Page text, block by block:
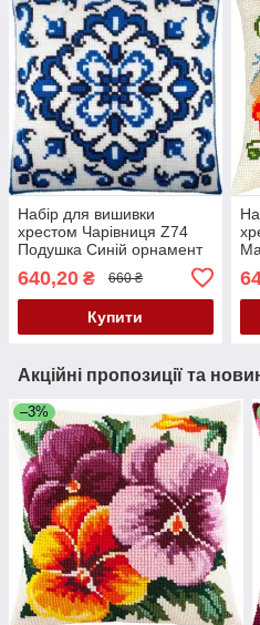
Набір для вишивки
хрестом Чарівниця Z74
Подушка Синій орнамент
640,20 ₴ 660 ₴
Купити
Акційні пропозиції та
–3%